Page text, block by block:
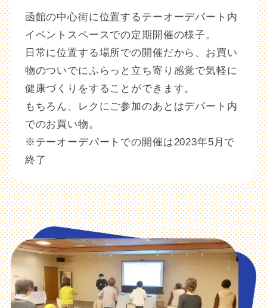
函館の中心街に位置するテーオーデパート内
イベントスペースでの定期開催の様子。
日常に位置する場所での開催だから、お買い
物のついでにふらっと立ち寄り感覚で気軽に
健康づくりをすることができます。
もちろん、レクにご参加のあとはデパート内
でのお買い物。
※テーオーデパートでの開催は2023年5月で
終了